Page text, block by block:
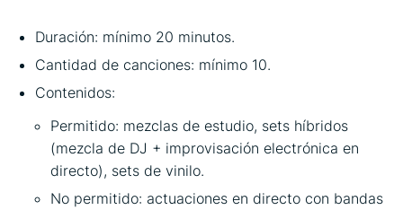
Duración: mínimo 20 minutos.
Cantidad de canciones: mínimo 10.
Contenidos:
Permitido: mezclas de estudio, sets híbridos
(mezcla de DJ + improvisación electrónica en
directo), sets de vinilo.
No permitido: actuaciones en directo con bandas